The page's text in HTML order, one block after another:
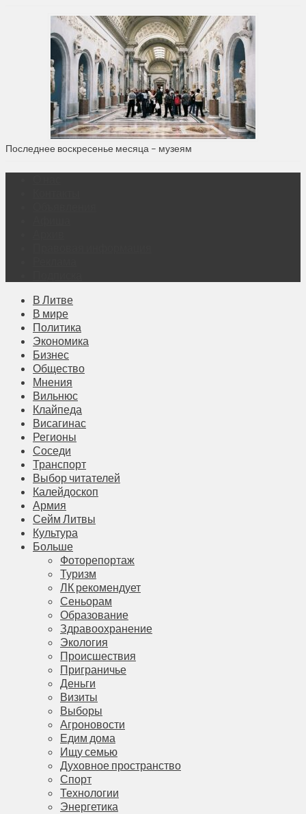
Последнее воскресенье месяца – музеям
В Литве
В мире
Политика
Экономика
Бизнес
Общество
Мнения
Вильнюс
Клайпеда
Висагинас
Регионы
Соседи
Транспорт
Выбор читателей
Калейдоскоп
Армия
Сейм Литвы
Культура
Больше
Фоторепортаж
Туризм
ЛК рекомендует
Сеньорам
Образование
Здравоохранение
Экология
Происшествия
Приграничье
Деньги
Визиты
Выборы
Агроновости
Едим дома
Ищу семью
Духовное пространство
Спорт
Технологии
Энергетика